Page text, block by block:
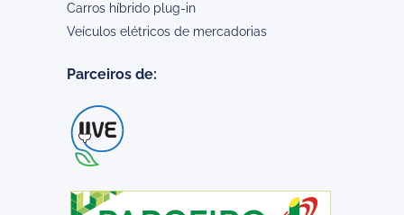
Carros híbrido plug-in
Veículos elétricos de mercadorias
Parceiros de: